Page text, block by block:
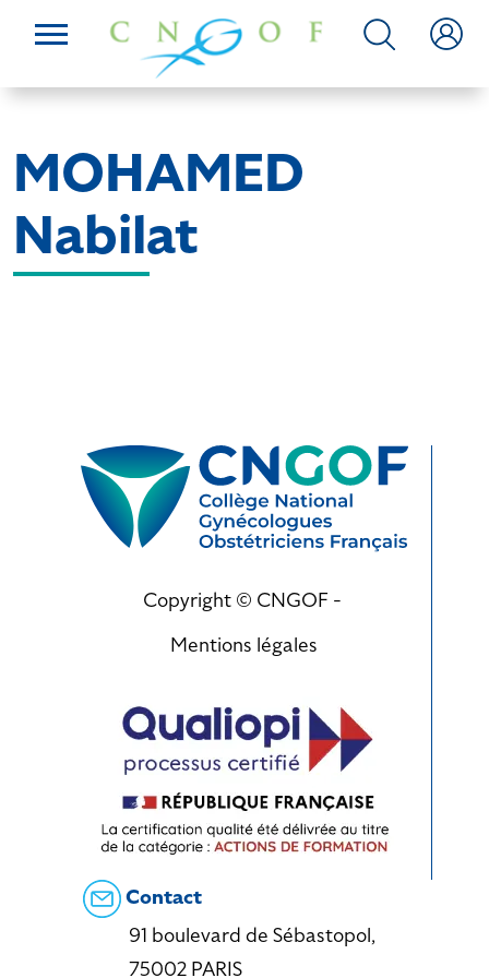
MOHAMED
Nabilat
Copyright © CNGOF -
Mentions légales
Contact
91 boulevard de Sébastopol,
75002 PARIS